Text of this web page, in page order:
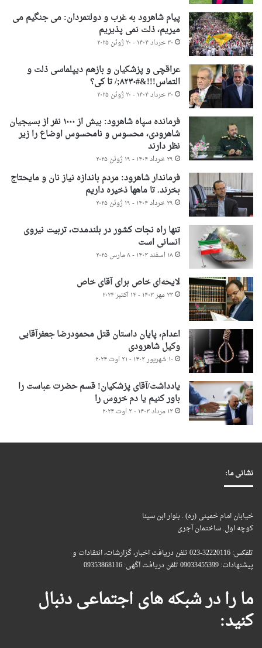
پیام شاهرود به غرب و دولتمردان: می جنگیم می
میریم، ذلت نمی پذیریم
۳۰ خرداد ۱۴۰۴ - ۲۰ ژوئن ۲۰۲۵
عراقچی و پزشکیان و بازهم دیپلماسی ذلت و
التماس!!!&#۸۲۳۰;/ تا کی؟
۳۰ خرداد ۱۴۰۴ - ۲۰ ژوئن ۲۰۲۵
فرمانده سپاه شاهرود: بیش از ۱۰۰۰ نفر از بسیجیان
شاهرودی، محسوس و نامحسوس اوضاع را زیر
نظر دارند
۲۹ خرداد ۱۴۰۴ - ۱۹ ژوئن ۲۰۲۵
فرماندار شاهرود: مردم باندازه نیاز نان و مایحتاج
بخرند. تا ماهها ذخیره داریم
۲۹ خرداد ۱۴۰۴ - ۱۹ ژوئن ۲۰۲۵
تنها راه نجات کشور در بلندمدت، تربیت نیروی
انسانی است
۱۸ اسفند ۱۴۰۳ - ۸ مارس ۲۰۲۵
لایحه‌ای خاص برای آقای خاص
۲۳ مهر ۱۴۰۳ - ۱۴ اکتبر ۲۰۲۴
اعدام، پایان داستان قتل محمودرضا جعفرآقایی
وکیل شاهرودی
۱۰ شهریور ۱۴۰۳ - ۳۱ اوت ۲۰۲۴
یادداشت/آقای پزشکیان! قسم حضرت عباست را
باور کنیم یا دم خروس را
۱۳ مرداد ۱۴۰۳ - ۳ اوت ۲۰۲۴
نشانی ما:
خیابان امام خمینی (ره) . بلوار ابن سینا
کوچه اول. ساختمان آجری
تلفکس: 32220116-023 تلفن دریافت اخبار، گزارشات، انتقادات و
پیشنهادات: 09033455399 تلفن دریافت آگهی: 09353868116
ما را در شبکه های اجتماعی دنبال
کنید: